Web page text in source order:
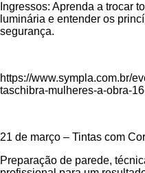
Ingressos: Aprenda a trocar
luminária e entender os
segurança.
https://www.sympla.com.br/
taschibra-mulheres-a-obra-
21 de março – Tintas com
Preparação de parede,